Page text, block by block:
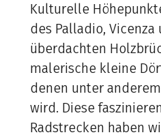
Kulturelle
des Palladio,
überdachten
malerische kleine
denen unter
wird. Diese
Radstrecken haben